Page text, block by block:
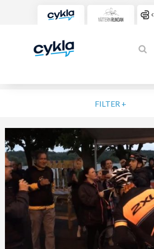
FILTER +
ELIT MOTION NYBÖRJARE
VARDAG
POPULÄRA TAGGAR
Vätternrundan
Motionslopp
Cykling
Cykelveckan 2025
Träning
Vättern Bike Games
MTB-Lopp
Cykelveckan 2021
Cykelveckan 2026
Markoolio